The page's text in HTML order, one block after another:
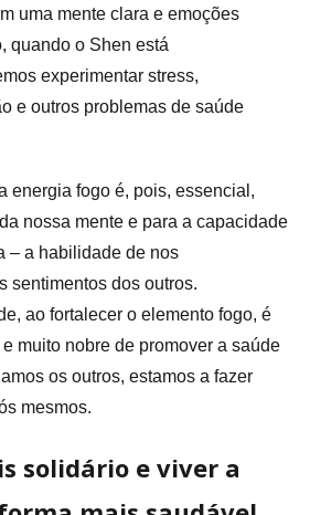
uma mente clara e emoções
quando o Shen está
experimentar stress,
e outros problemas de saúde
energia fogo é, pois, essencial,
nossa mente e para a capacidade
– a habilidade de nos
sentimentos dos outros.
ao fortalecer o elemento fogo, é
muito nobre de promover a saúde
os outros, estamos a fazer
mesmos.
solidário e viver a